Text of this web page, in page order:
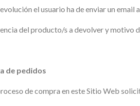
el usuario ha de enviar un email a
del producto/s a devolver y motivo
de pedidos
de compra en este Sitio Web